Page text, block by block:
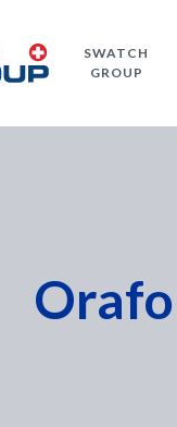
SWATCH
GROUP